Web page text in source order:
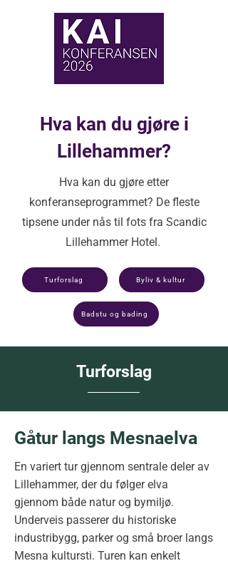
Hva kan du gjøre i
Lillehammer?
Hva kan du gjøre etter
konferanseprogrammet? De fleste
tipsene under nås til fots fra Scandic
Lillehammer Hotel.
Turforslag Byliv & kultur
Badstu og bading
Turforslag
Gåtur langs Mesnaelva
En variert tur gjennom sentrale deler av
Lillehammer, der du følger elva
gjennom både natur og bymiljø.
Underveis passerer du historiske
industribygg, parker og små broer langs
Mesna kultursti. Turen kan enkelt